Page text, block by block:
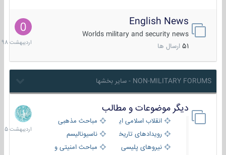
English News
Worlds military and security news
51 ارسال ها
10
1398
NON-MILITARY FORUMS - سایر بخشها
دیگر موضوعات و مطالب
انقلاب اسلامی ایران
مباحث مذهبی
رویدادهای تاریخی و مذهبیناسیونالیسم
نیروهای پلیسی
مباحث امنیتی و اطلاعاتی
8
1405